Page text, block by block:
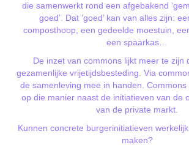
die samenwerkt rond een afgebakend
goed’. Dat ‘goed’ kan van alles zijn:
composthoop, een gedeelde moestuin,
een spaarkas…
De inzet van commons lijkt meer te zijn
gezamenlijke vrijetijdsbesteding. Via
de samenleving mee in handen.
op die manier naast de initiatieven van de
van de private markt.
Kunnen concrete burgerinitiatieven
maken?